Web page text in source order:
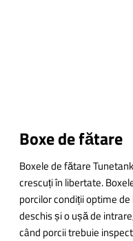
Boxe de fătare
Boxele de fătare
crescuți în libertate.
porcilor condiții optime
deschis și o ușă de
când porcii trebuie